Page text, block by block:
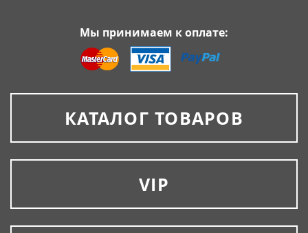
Мы принимаем к оплате:
КАТАЛОГ ТОВАРОВ
VIP